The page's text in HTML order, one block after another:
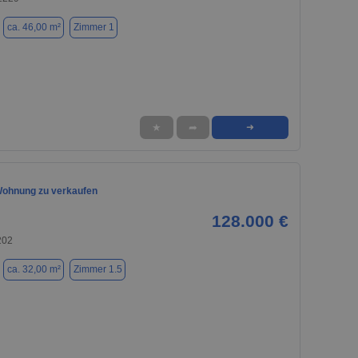
ca. 46,00 m² Zimmer 1
★ ➦ ➜
zu verkaufen
128.000 €
ca. 32,00 m² Zimmer 1.5